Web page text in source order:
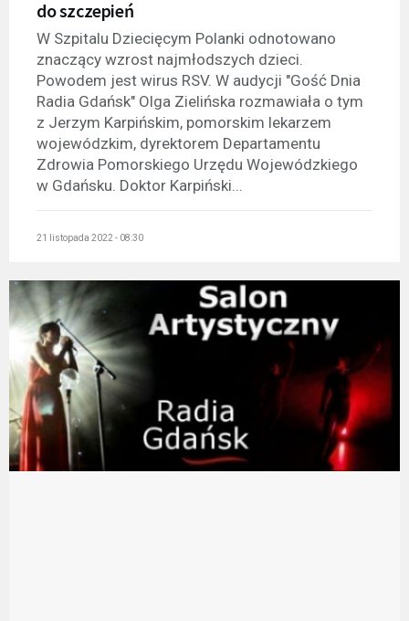
do szczepień
W Szpitalu Dziecięcym Polanki odnotowano
znaczący wzrost najmłodszych dzieci.
Powodem jest wirus RSV. W audycji "Gość Dnia
Radia Gdańsk" Olga Zielińska rozmawiała o tym
z Jerzym Karpińskim, pomorskim lekarzem
wojewódzkim, dyrektorem Departamentu
Zdrowia Pomorskiego Urzędu Wojewódzkiego
w Gdańsku. Doktor Karpiński...
21 listopada 2022 - 08:30